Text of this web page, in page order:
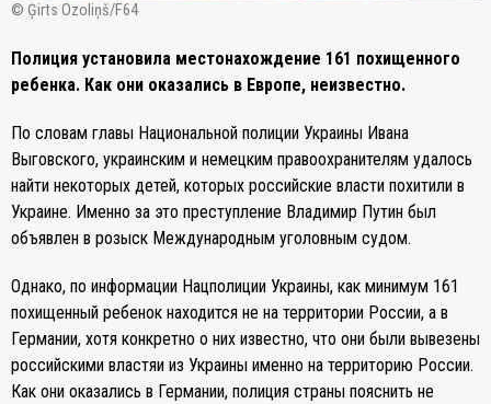
© Ģirts Ozoliņš/F64
Полиция установила местонахождение 161 похищенного
ребенка. Как они оказались в Европе, неизвестно.
По словам главы Национальной полиции Украины Ивана
Выговского, украинским и немецким правоохранителям удалось
найти некоторых детей, которых российские власти похитили в
Украине. Именно за это преступление Владимир Путин был
объявлен в розыск Международным уголовным судом.
Однако, по информации Нацполиции Украины, как минимум 161
похищенный ребенок находится не на территории России, а в
Германии, хотя конкретно о них известно, что они были вывезены
российскими властяи из Украины именно на территорию России.
Как они оказались в Германии, полиция страны пояснить не